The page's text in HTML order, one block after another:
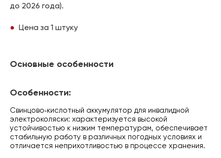
до 2026 года).
Цена за 1 штуку
Основные особенности
Особенности:
Свинцово‑кислотный аккумулятор для инвалидной
электроколяски: характеризуется высокой
устойчивостью к низким температурам, обеспечивает
стабильную работу в различных погодных условиях и
отличается неприхотливостью в процессе хранения.